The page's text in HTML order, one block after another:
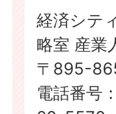
経済シテ
略室 産業
〒895-
電話番号